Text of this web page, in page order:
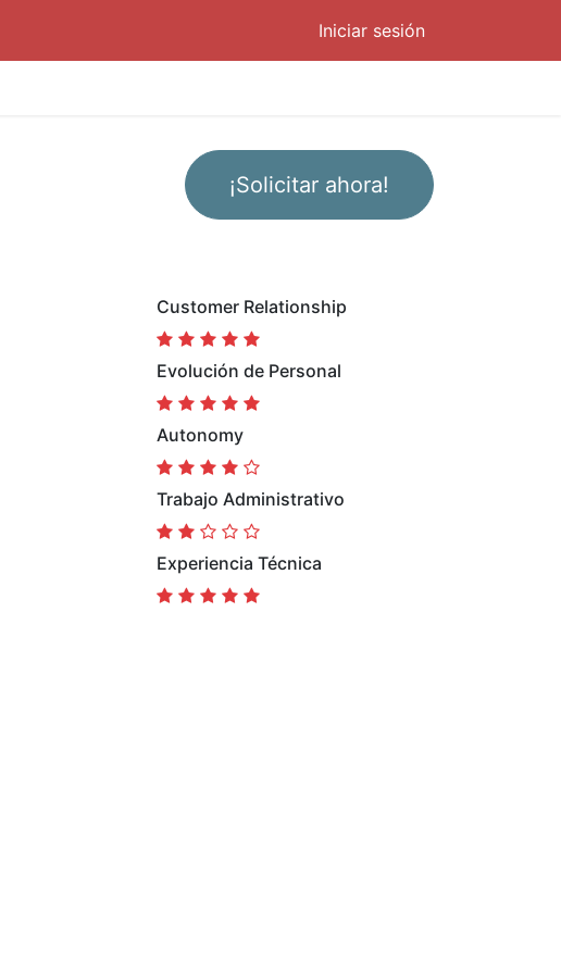
Iniciar sesión
¡Solicitar ahora!
Customer Relationship
Evolución de Personal
Autonomy
Trabajo Administrativo
Experiencia Técnica